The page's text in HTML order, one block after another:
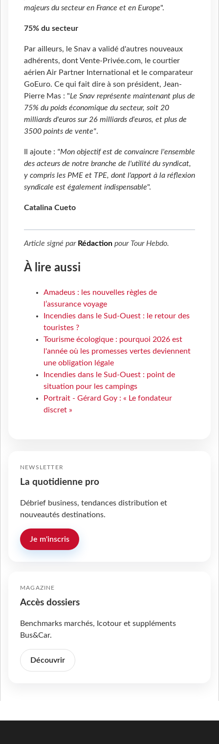
majeurs du secteur en France et en Europe".
75% du secteur
Par ailleurs, le Snav a validé d'autres nouveaux
adhérents, dont Vente-Privée.com, le courtier
aérien Air Partner International et le comparateur
GoEuro. Ce qui fait dire à son président, Jean-
Pierre Mas : "Le Snav représente maintenant plus de
75% du poids économique du secteur, soit 20
milliards d'euros sur 26 milliards d'euros, et plus de
3500 points de vente".
Il ajoute : "Mon objectif est de convaincre l'ensemble
des acteurs de notre branche de l'utilité du syndicat,
y compris les PME et TPE, dont l'apport à la réflexion
syndicale est également indispensable".
Catalina Cueto
Article signé par Rédaction pour Tour Hebdo.
À lire aussi
Amadeus : les nouvelles règles de
l’assurance voyage
Incendies dans le Sud-Ouest : le retour des
touristes ?
Tourisme écologique : pourquoi 2026 est
l'année où les promesses vertes deviennent
une obligation légale
Incendies dans le Sud-Ouest : point de
situation pour les campings
Portrait - Gérard Goy : « Le fondateur
discret »
NEWSLETTER
La quotidienne pro
Débrief business, tendances distribution et
nouveautés destinations.
Je m'inscris
MAGAZINE
Accès dossiers
Benchmarks marchés, Icotour et suppléments
Bus&Car.
Découvrir